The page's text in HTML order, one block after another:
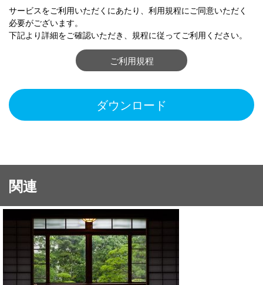
サービスをご利用いただくにあたり、利用規程にご同意いただく
必要がございます。
下記より詳細をご確認いただき、規程に従ってご利用ください。
ご利用規程
ダウンロード
関連